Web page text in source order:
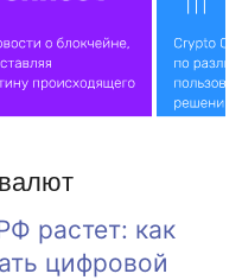
растет: как
цифровой